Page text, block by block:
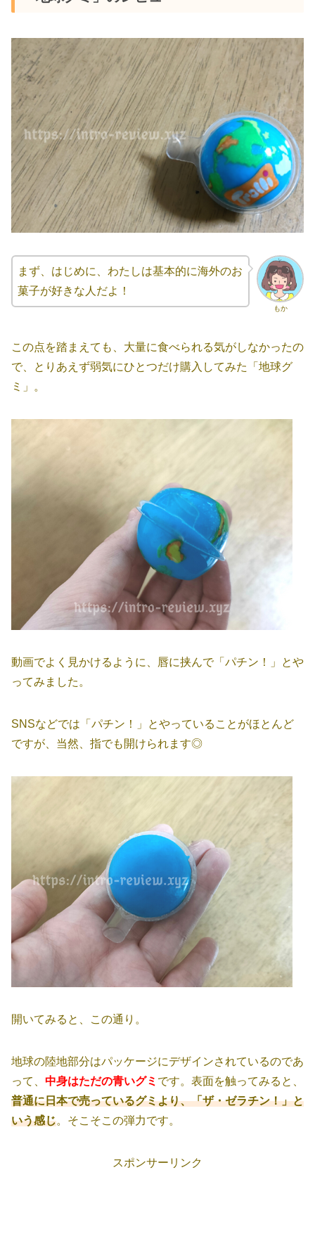
もか
まず、はじめに、わたしは基本的に海外のお
菓子が好きな人だよ！
この点を踏まえても、大量に食べられる気がしなかったの
で、とりあえず弱気にひとつだけ購入してみた「地球グ
ミ」。
動画でよく見かけるように、唇に挟んで「パチン！」とや
ってみました。
SNSなどでは「パチン！」とやっていることがほとんど
ですが、当然、指でも開けられます◎
開いてみると、この通り。
地球の陸地部分はパッケージにデザインされているのであ
って、 中身はただの青いグミ です。表面を触ってみると、
普通に日本で売っているグミより、「ザ・ゼラチン！」と
いう感じ。そこそこの弾力です。
スポンサーリンク